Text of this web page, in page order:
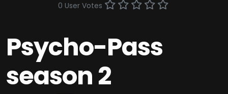
0 User Votes
Psycho-Pass
season 2